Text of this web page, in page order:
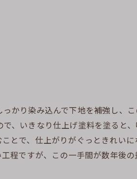
かり染み込んで下地を補強し、
、いきなり仕上げ塗料を塗ると、
とで、仕上がりがぐっときれいに
程ですが、この一手間が数年後の